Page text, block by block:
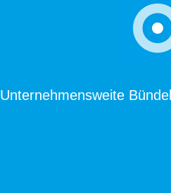
Unternehmensweite